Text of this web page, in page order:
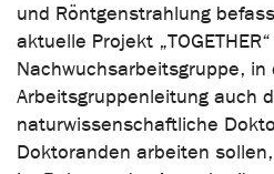
und Röntgenstrahlung
aktuelle Projekt
Nachwuchsarbeitsgruppe,
Arbeitsgruppenleitung auch
naturwissenschaftliche
Doktoranden arbeiten